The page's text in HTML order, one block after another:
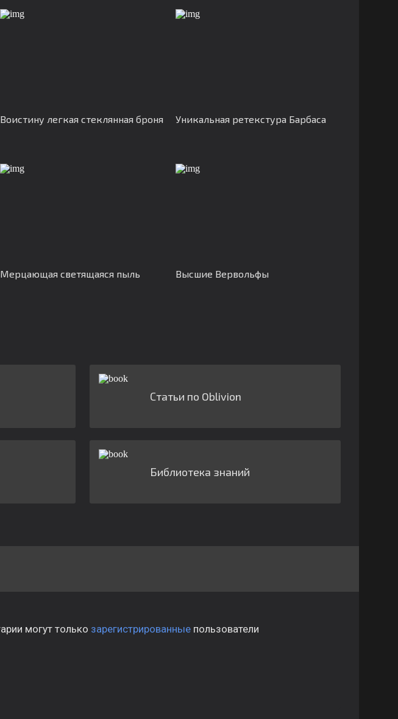
Воистину легкая стеклянная броня Уникальная ретекстура Барбаса
Мерцающая светящаяся пыль Высшие Вервольфы
Статьи по Oblivion
Библиотека знаний
могут только зарегистрированныепользователи